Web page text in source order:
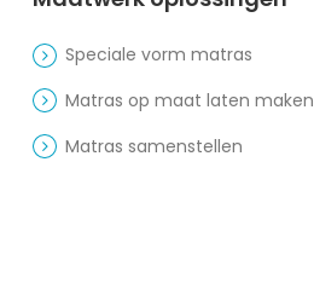
Speciale vorm matras
Matras op maat laten maken
Matras samenstellen